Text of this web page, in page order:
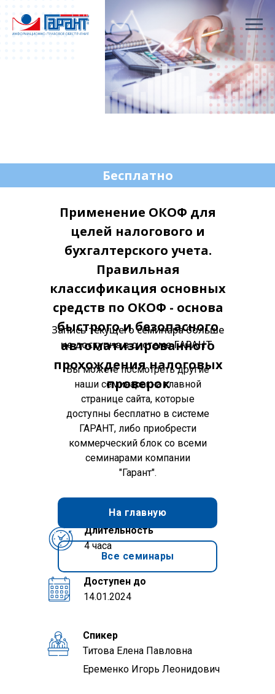
Длительность
4 часа
Доступен до
14.01.2024
Спикер
Титова Елена Павловна
Еременко Игорь Леонидович
Применение ОКОФ для
целей налогового и
бухгалтерского учета.
Правильная
классификация основных
средств по ОКОФ - основа
быстрого и безопасного
автоматизированного
прохождения налоговых
проверок
Бесплатно
Вы можете посмотреть другие
наши семинары на главной
странице сайта, которые
доступны бесплатно в системе
ГАРАНТ, либо приобрести
коммерческий блок со всеми
семинарами компании
"Гарант".
На главную
Все семинары
Запись текущего семинара больше
не доступна в системе ГАРАНТ.